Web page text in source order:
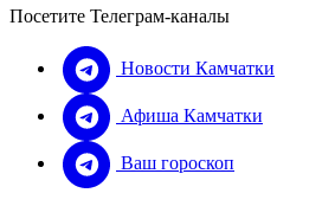
Посетите Телеграм-каналы
Новости Камчатки
Афиша Камчатки
Ваш гороскоп